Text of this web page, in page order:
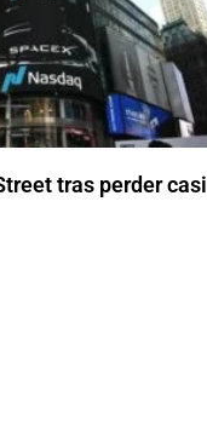
tras perder casi